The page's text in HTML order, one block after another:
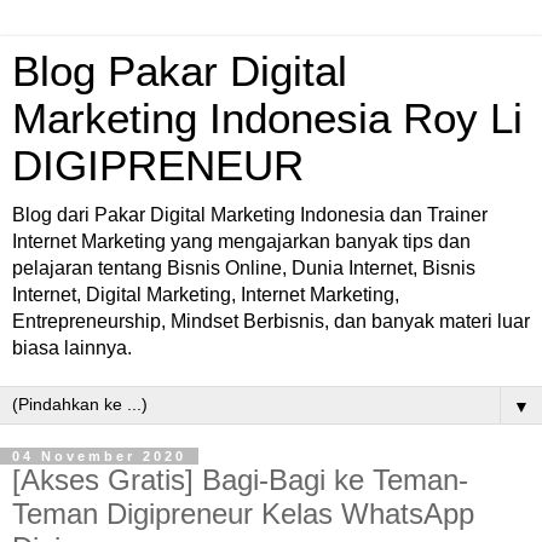
Blog Pakar Digital
Marketing Indonesia Roy Li
DIGIPRENEUR
Blog dari Pakar Digital Marketing Indonesia dan Trainer
Internet Marketing yang mengajarkan banyak tips dan
pelajaran tentang Bisnis Online, Dunia Internet, Bisnis
Internet, Digital Marketing, Internet Marketing,
Entrepreneurship, Mindset Berbisnis, dan banyak materi luar
biasa lainnya.
▼
04 November 2020
[Akses Gratis] Bagi-Bagi ke Teman-
Teman Digipreneur Kelas WhatsApp